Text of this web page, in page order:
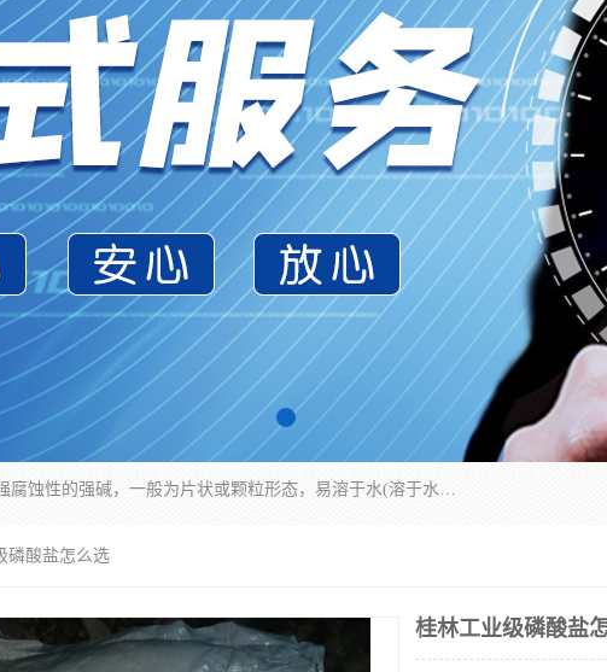
氢氧化钠化学式为NaOH，为一种具有很强腐蚀性的强碱，一般为片状或颗粒形态，易溶于水(溶于水时放热)并形成碱性溶液，另有潮解性，易吸取空气中的水蒸气(潮解)和(变质)。NaOH是化学实验室其中一种必备的化学品，亦为常见的化工品之一。纯品是无色透明的晶体。密度2.130g/cm3。熔点318.4℃。沸点1390℃。工业品含有少量的氯化和碳酸，是白色不透明的晶体。
磷酸盐怎么选
桂林工业级磷酸盐